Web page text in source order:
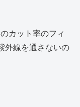
カット率のフィ
外線を通さないの